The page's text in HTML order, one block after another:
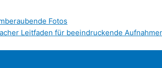
Fotos
Leitfaden für beeindruckende